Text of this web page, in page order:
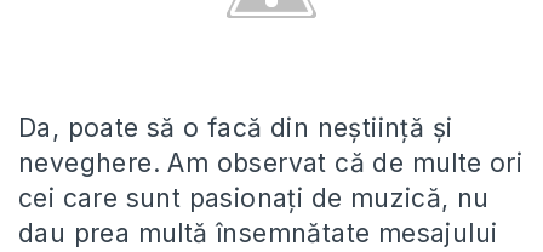
Da, poate să o facă din neștiință și
neveghere. Am observat că de multe ori
cei care sunt pasionați de muzică, nu
dau prea multă însemnătate mesajului